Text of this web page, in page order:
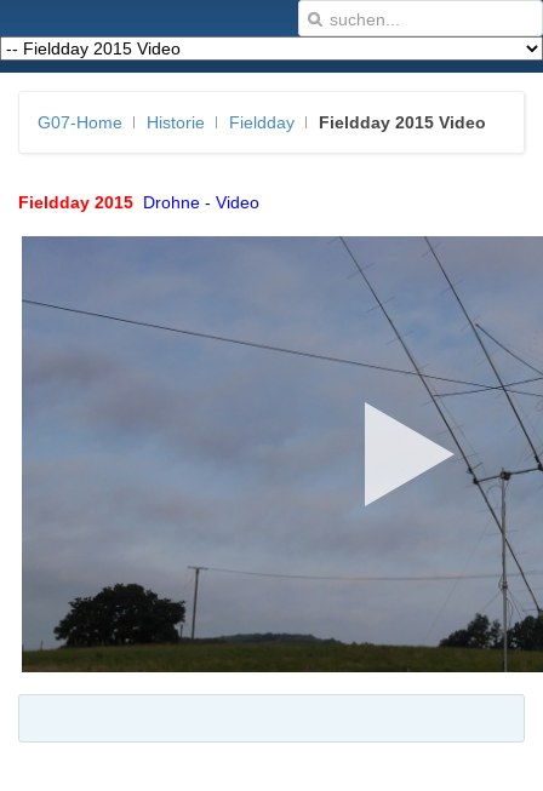
G07-Home Historie Fieldday Fieldday 2015 Video
Fieldday 2015 Drohne - Video